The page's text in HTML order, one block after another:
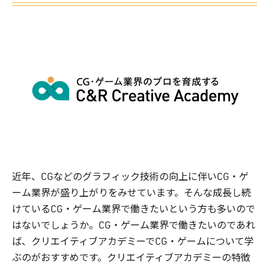
近年、CGなどのグラフィック技術の向上に伴いCG・ゲ
ーム業界が盛り上がりをみせています。そんな成長し続
けているCG・ゲーム業界で働きたいという方も多いので
はないでしょうか。CG・ゲーム業界で働きたいのであれ
ば、クリエイティブアカデミーでCG・ゲームについて学
ぶのがおすすめです。クリエイティブアカデミーの特徴